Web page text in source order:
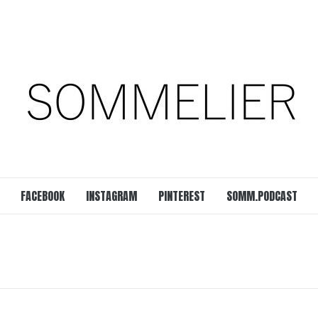
FACEBOOK INSTAGRAM PINTEREST SOMM.PODCAST